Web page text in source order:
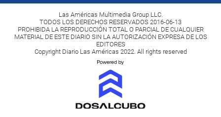
Las Américas Multimedia Group LLC.
TODOS LOS DERECHOS RESERVADOS 2016-06-13
PROHIBIDA LA REPRODUCCIÓN TOTAL O PARCIAL DE CUALQUIER
MATERIAL DE ESTE DIARIO SIN LA AUTORIZACIÓN EXPRESA DE LOS
EDITORES
Copyright Diario Las Américas 2022. All rights reserved